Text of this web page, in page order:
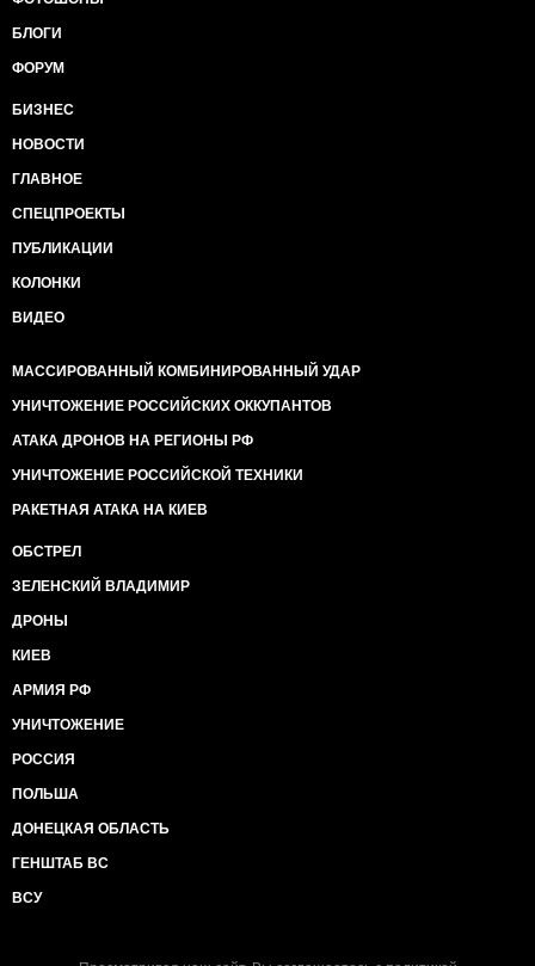
БЛОГИ
ФОРУМ
БИЗНЕС
НОВОСТИ
ГЛАВНОЕ
СПЕЦПРОЕКТЫ
ПУБЛИКАЦИИ
КОЛОНКИ
ВИДЕО
МАССИРОВАННЫЙ КОМБИНИРОВАННЫЙ УДАР
УНИЧТОЖЕНИЕ РОССИЙСКИХ ОККУПАНТОВ
АТАКА ДРОНОВ НА РЕГИОНЫ РФ
УНИЧТОЖЕНИЕ РОССИЙСКОЙ ТЕХНИКИ
РАКЕТНАЯ АТАКА НА КИЕВ
ОБСТРЕЛ
ЗЕЛЕНСКИЙ ВЛАДИМИР
ДРОНЫ
КИЕВ
АРМИЯ РФ
УНИЧТОЖЕНИЕ
РОССИЯ
ПОЛЬША
ДОНЕЦКАЯ ОБЛАСТЬ
ГЕНШТАБ ВС
ВСУ